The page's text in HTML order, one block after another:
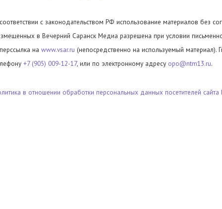
с законодательством РФ использование материалов без
в Вечерний Саранск Медиа разрешена при условии
на www.vsar.ru (непосредственно на используемый материал).
+7 (905) 009-12-17, или по электронному адресу opo@ntm13.ru.
в отношении обработки персональных данных посетителей